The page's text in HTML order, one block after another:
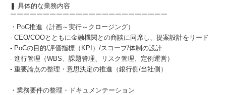
❚ 具体的な業務内容
￣￣￣￣￣￣￣￣￣￣￣￣￣￣￣￣￣￣￣￣￣￣￣￣
・PoC推進（計画～実行～クロージング）
- CEO/COOとともに金融機関との商談に同席し、提案設計をリード
- PoCの目的/評価指標（KPI）/スコープ/体制の設計
- 進行管理（WBS、課題管理、リスク管理、定例運営）
- 重要論点の整理・意思決定の推進（銀行側/当社側）
・業務要件の整理・ドキュメンテーション